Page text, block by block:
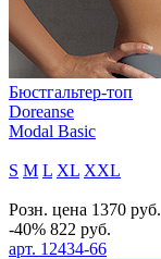
Бюстгальтер-топ
Doreanse
Modal Basic
S M L XL XXL
Розн. цена 1370 руб.
-40% 822 руб.
арт. 12434-66